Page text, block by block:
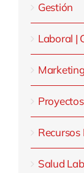
Gestión
Laboral |
Marketing
Proyectos
Salud